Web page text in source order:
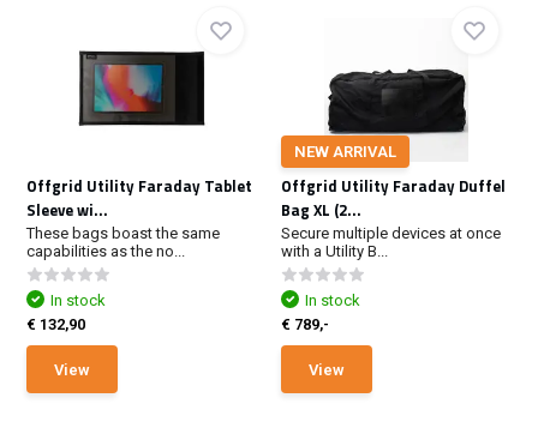
Offgrid Utility Faraday Tablet
Sleeve wi...
These bags boast the same
capabilities as the no...
In stock
€ 132,90
View
NEW ARRIVAL
Offgrid Utility Faraday Duffel
Bag XL (2...
Secure multiple devices at once
with a Utility B...
In stock
€ 789,-
View